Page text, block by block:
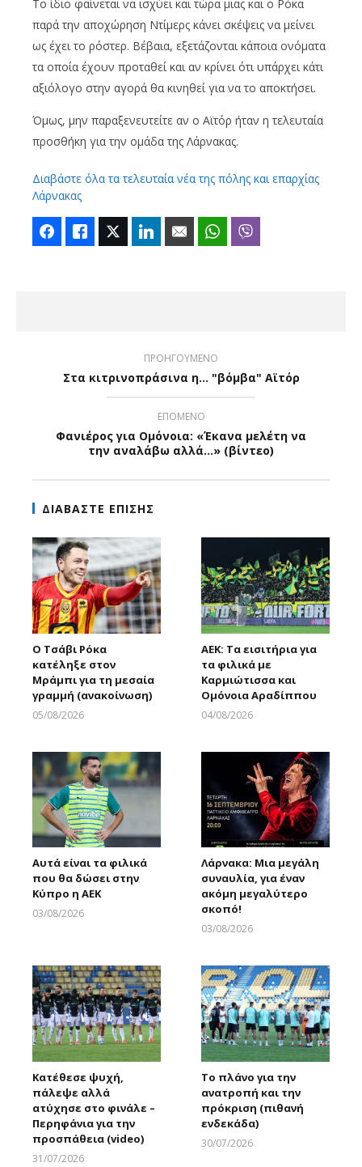
Το ίδιο φαίνεται να ισχύει και τώρα μιας και ο Ρόκα
παρά την αποχώρηση Ντίμερς κάνει σκέψεις να μείνει
ως έχει το ρόστερ. Βέβαια, εξετάζονται κάποια ονόματα
τα οποία έχουν προταθεί και αν κρίνει ότι υπάρχει κάτι
αξιόλογο στην αγορά θα κινηθεί για να το αποκτήσει.
Όμως, μην παραξενευτείτε αν ο Αϊτόρ ήταν η τελευταία
προσθήκη για την ομάδα της Λάρνακας.
Διαβάστε όλα τα τελευταία νέα της πόλης και επαρχίας
Λάρνακας
FacebookLike Twitter LinkedIn Email WhatsApp
ΠΡΟΗΓΟΥΜΕΝΟ
Στα κιτρινοπράσινα η... "βόμβα" Αϊτόρ
ΕΠΟΜΕΝΟ
Φανιέρος για Ομόνοια: «Έκανα μελέτη να
την αναλάβω αλλά…» (βίντεο)
ΔΙΑΒΑΣΤΕ ΕΠΙΣΗΣ
Ο Τσάβι Ρόκα
κατέληξε στον
Μράμπι για τη μεσαία
γραμμή (ανακοίνωση)
05/08/2026
ΑΕΚ: Τα εισιτήρια για
τα φιλικά με
Καρμιώτισσα και
Ομόνοια Αραδίππου
04/08/2026
Αυτά είναι τα φιλικά
που θα δώσει στην
Κύπρο η ΑΕΚ
03/08/2026
Λάρνακα: Μια μεγάλη
συναυλία, για έναν
ακόμη μεγαλύτερο
σκοπό!
03/08/2026
Κατέθεσε ψυχή,
πάλεψε αλλά
ατύχησε στο φινάλε –
Περηφάνια για την
προσπάθεια (video)
31/07/2026
Το πλάνο για την
ανατροπή και την
πρόκριση (πιθανή
ενδεκάδα)
30/07/2026